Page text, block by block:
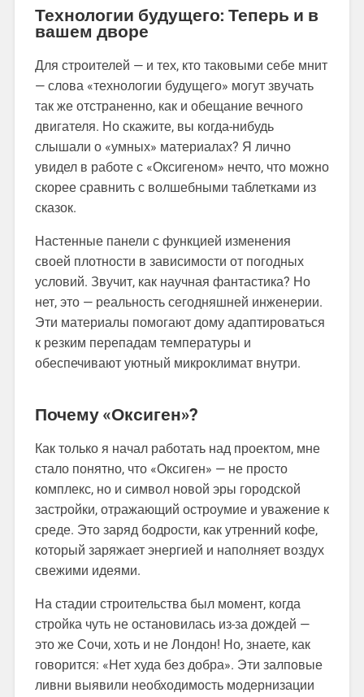
Технологии будущего: Теперь и в
вашем дворе
Для строителей — и тех, кто таковыми себе мнит
— слова «технологии будущего» могут звучать
так же отстраненно, как и обещание вечного
двигателя. Но скажите, вы когда-нибудь
слышали о «умных» материалах? Я лично
увидел в работе с «Оксигеном» нечто, что можно
скорее сравнить с волшебными таблетками из
сказок.
Настенные панели с функцией изменения
своей плотности в зависимости от погодных
условий. Звучит, как научная фантастика? Но
нет, это — реальность сегодняшней инженерии.
Эти материалы помогают дому адаптироваться
к резким перепадам температуры и
обеспечивают уютный микроклимат внутри.
Почему «Оксиген»?
Как только я начал работать над проектом, мне
стало понятно, что «Оксиген» — не просто
комплекс, но и символ новой эры городской
застройки, отражающий остроумие и уважение к
среде. Это заряд бодрости, как утренний кофе,
который заряжает энергией и наполняет воздух
свежими идеями.
На стадии строительства был момент, когда
стройка чуть не остановилась из-за дождей —
это же Сочи, хоть и не Лондон! Но, знаете, как
говорится: «Нет худа без добра». Эти залповые
ливни выявили необходимость модернизации